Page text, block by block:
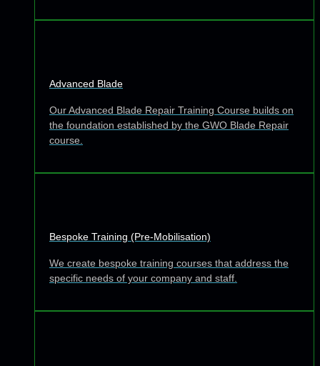
Advanced Blade
Our Advanced Blade Repair Training Course builds on
the foundation established by the GWO Blade Repair
course.
Bespoke Training (Pre-Mobilisation)
We create bespoke training courses that address the
specific needs of your company and staff.